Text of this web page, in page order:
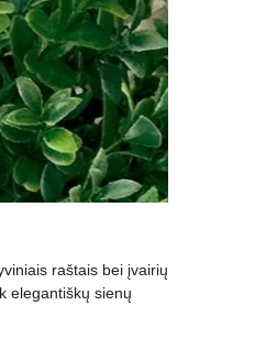
raštais bei įvairių
elegantiškų sienų